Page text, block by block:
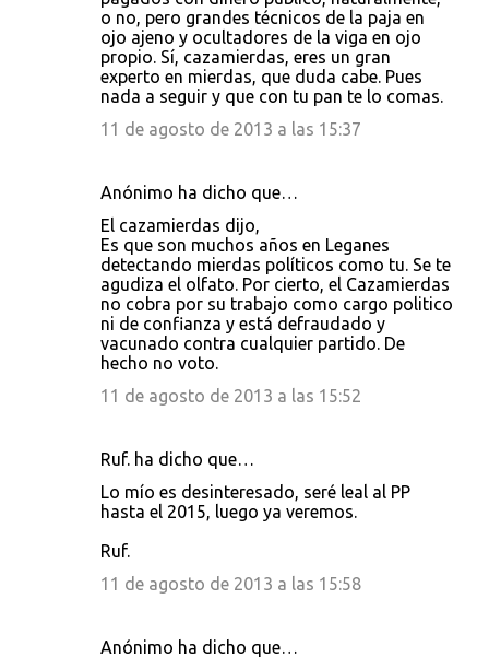
o no, pero grandes técnicos de la paja en
ojo ajeno y ocultadores de la viga en ojo
propio. Sí, cazamierdas, eres un gran
experto en mierdas, que duda cabe. Pues
nada a seguir y que con tu pan te lo comas.
11 de agosto de 2013 a las 15:37
Anónimo ha dicho que…
El cazamierdas dijo,
Es que son muchos años en Leganes
detectando mierdas políticos como tu. Se te
agudiza el olfato. Por cierto, el Cazamierdas
no cobra por su trabajo como cargo politico
ni de confianza y está defraudado y
vacunado contra cualquier partido. De
hecho no voto.
11 de agosto de 2013 a las 15:52
Ruf. ha dicho que…
Lo mío es desinteresado, seré leal al PP
hasta el 2015, luego ya veremos.
Ruf.
11 de agosto de 2013 a las 15:58
Anónimo ha dicho que…